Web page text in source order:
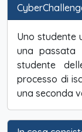
Uno studente
una passata
studente
processo di
una seconda